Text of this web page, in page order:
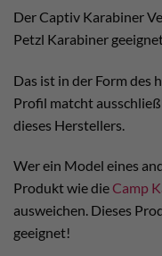
Der Captiv Karabiner
Petzl Karabiner
Das ist in der Form des
Profil matcht
dieses Herstellers.
Wer ein Model eines
Produkt wie dieCamp
ausweichen. Dieses
geeignet!